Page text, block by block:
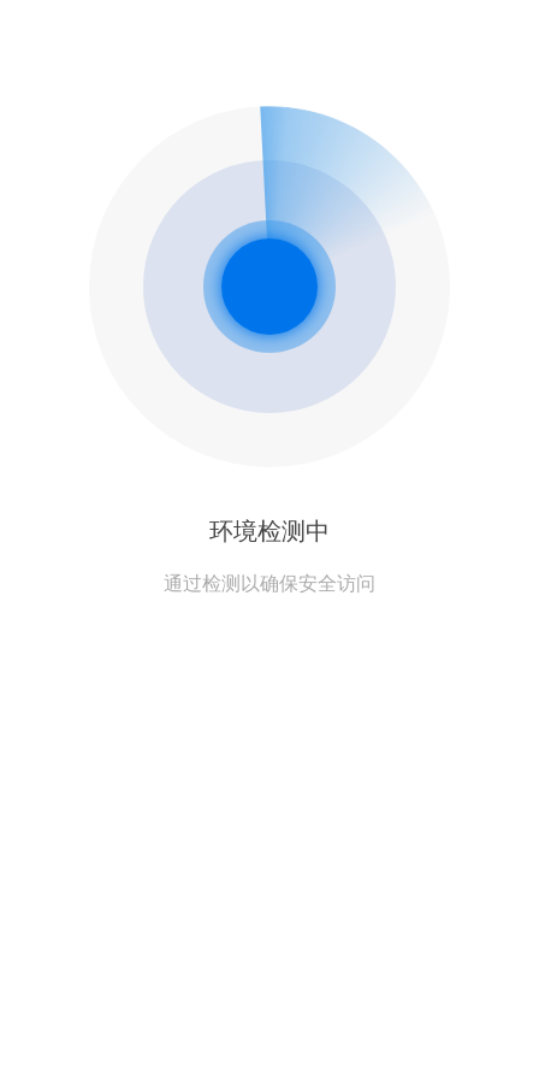
环境检测中
通过检测以确保安全访问